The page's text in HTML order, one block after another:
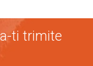
ti trimite